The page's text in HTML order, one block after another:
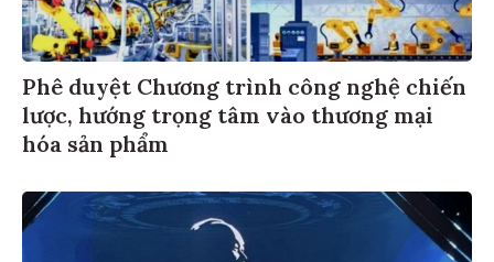
Phê duyệt Chương trình công nghệ chiến
lược, hướng trọng tâm vào thương mại
hóa sản phẩm